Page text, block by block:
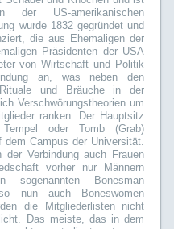
der US-amerikanischen
wurde 1832 gegründet und
die aus Ehemaligen der
Präsidenten der USA
von Wirtschaft und Politik
an, was neben den
und Bräuche in der
Verschwörungstheorien um
ranken. Der Hauptsitz
oder Tomb (Grab)
dem Campus der Universität.
Verbindung auch Frauen
vorher nur Männern
sogenannten Bonesman
nun auch Boneswomen
die Mitgliederlisten nicht
Das meiste, das in dem